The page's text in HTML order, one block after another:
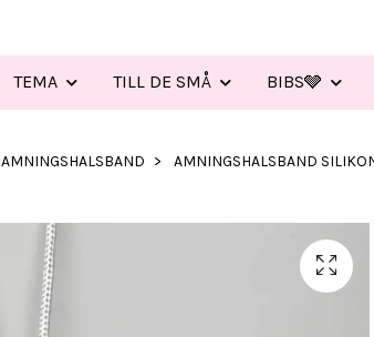
TEMA TILL DE SMÅ BIBS🩶
AMNINGSHALSBAND AMNINGSHALSBAND